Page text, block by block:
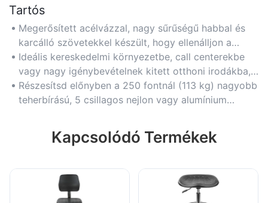
Tartós
Megerősített acélvázzal, nagy sűrűségű habbal és
karcálló szövetekkel készült, hogy ellenálljon a
mindennapi kopásnak és évekig megőrzi szerkezeti
integritását.
Ideális kereskedelmi környezetbe, call centerekbe
vagy nagy igénybevételnek kitett otthoni irodákba,
ahol a székek állandó terhelésnek vannak kitéve, és
hosszú távú megbízhatóságot igényelnek.
Részesítsd előnyben a 250 fontnál (113 kg) nagyobb
teherbírású, 5 csillagos nejlon vagy alumínium
garanciával rendelkező székeket.
Kapcsolódó Termékek